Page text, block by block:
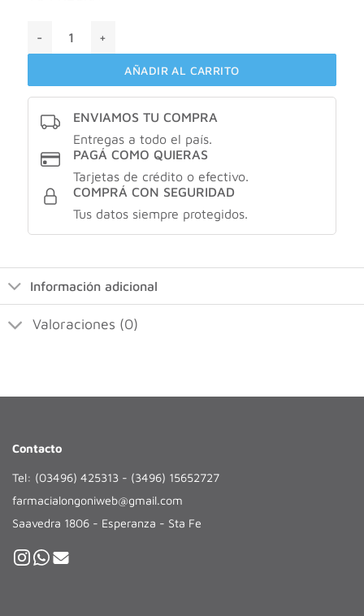
AÑADIR AL CARRITO
ENVIAMOS TU COMPRA
Entregas a todo el país.
PAGÁ COMO QUIERAS
Tarjetas de crédito o efectivo.
COMPRÁ CON SEGURIDAD
Tus datos siempre protegidos.
Información adicional
Valoraciones (0)
Contacto
Tel: (03496) 425313 - (3496) 15652727
farmacialongoniweb@gmail.com
Saavedra 1806 - Esperanza - Sta Fe